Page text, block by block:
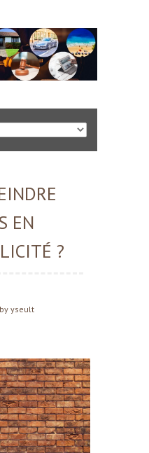
EN
?
by yseult